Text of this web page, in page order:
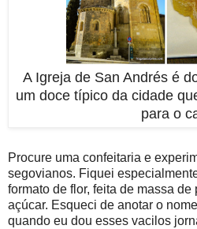
A Igreja de San Andrés é
um doce típico da cidade
para o
Procure uma confeitaria e
segovianos. Fiquei
formato de flor, feita de massa
açúcar. Esqueci de anotar o
quando eu dou esses vacilos